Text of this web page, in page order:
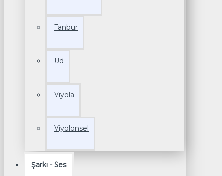
Tanbur
Ud
Viyola
Viyolonsel
Şarkı - Ses